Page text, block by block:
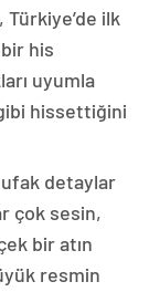
ilk
his
uyumla
hissettiğini
ufak detaylar
çok sesin,
bir atın
resmin